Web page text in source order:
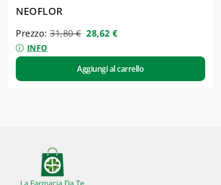
NEOFLOR
Prezzo:31,80€ 28,62€
INFO
Aggiungi al carrello